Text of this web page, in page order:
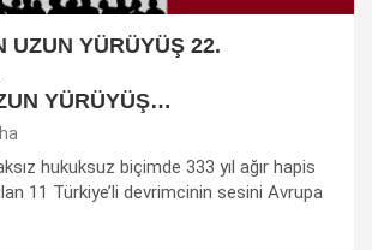
UZUN YÜRÜYÜŞ 22.
YÜRÜYÜŞ…
hukuksuz biçimde 333 yıl ağır hapis
11 Türkiye’li devrimcinin sesini Avrupa